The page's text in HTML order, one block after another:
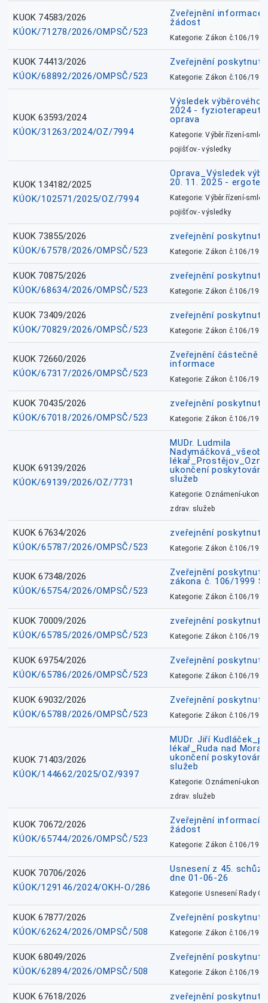
KUOK 74583/2026
KÚOK/71278/2026/OMPSČ/523
Zveřejnění informace
žádost
Kategorie: Zákon č.106/1999
KUOK 74413/2026
KÚOK/68892/2026/OMPSČ/523
Zveřejnění
Kategorie: Zákon č.106/1999
KUOK 63593/2024
KÚOK/31263/2024/OZ/7994
Výsledek výběrového
2024 - fyzioterapeut,
oprava
Kategorie: Výběr.řízení-
pojišťov.- výsledky
KUOK 134182/2025
KÚOK/102571/2025/OZ/7994
Oprava_Výsledek
20. 11. 2025 -
Kategorie: Výběr.řízení-
pojišťov.- výsledky
KUOK 73855/2026
KÚOK/67578/2026/OMPSČ/523
zveřejnění
Kategorie: Zákon č.106/1999
KUOK 70875/2026
KÚOK/68634/2026/OMPSČ/523
zveřejnění
Kategorie: Zákon č.106/1999
KUOK 73409/2026
KÚOK/70829/2026/OMPSČ/523
zveřejnění
Kategorie: Zákon č.106/1999
KUOK 72660/2026
KÚOK/67317/2026/OMPSČ/523
Zveřejnění částečně
informace
Kategorie: Zákon č.106/1999
KUOK 70435/2026
KÚOK/67018/2026/OMPSČ/523
zveřejnění
Kategorie: Zákon č.106/1999
KUOK 69139/2026
KÚOK/69139/2026/OZ/7731
MUDr. Ludmila
ukončení
služeb
Kategorie: Oznámení-
zdrav. služeb
KUOK 67634/2026
KÚOK/65787/2026/OMPSČ/523
zveřejnění
Kategorie: Zákon č.106/1999
KUOK 67348/2026
KÚOK/65754/2026/OMPSČ/523
Zveřejnění
zákona č. 106/1999
Kategorie: Zákon č.106/1999
KUOK 70009/2026
KÚOK/65785/2026/OMPSČ/523
zveřejnění
Kategorie: Zákon č.106/1999
KUOK 69754/2026
KÚOK/65786/2026/OMPSČ/523
Zveřejnění
Kategorie: Zákon č.106/1999
KUOK 69032/2026
KÚOK/65788/2026/OMPSČ/523
Zveřejnění
Kategorie: Zákon č.106/1999
KUOK 71403/2026
KÚOK/144662/2025/OZ/9397
MUDr. Jiří
lékař_Ruda nad
ukončení
služeb
Kategorie: Oznámení-
zdrav. služeb
KUOK 70672/2026
KÚOK/65744/2026/OMPSČ/523
Zveřejnění informací
žádost
Kategorie: Zákon č.106/1999
KUOK 70706/2026
KÚOK/129146/2024/OKH-O/286
Usnesení z 45.
dne 01-06-26
Kategorie: Usnesení Rady
KUOK 67877/2026
KÚOK/62624/2026/OMPSČ/508
Zveřejnění
Kategorie: Zákon č.106/1999
KUOK 68049/2026
KÚOK/62894/2026/OMPSČ/508
Zveřejnění
Kategorie: Zákon č.106/1999
KUOK 67618/2026
zveřejnění